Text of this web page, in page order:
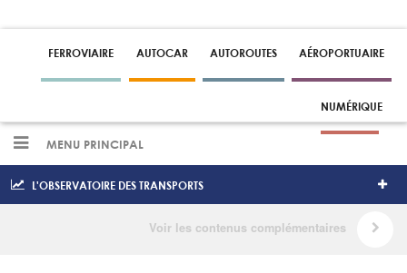
pour
recherche
FERROVIAIRE AUTOCAR AUTOROUTES AÉROPORTUAIRE
NUMÉRIQUE
MENU PRINCIPAL
L'OBSERVATOIRE DES TRANSPORTS